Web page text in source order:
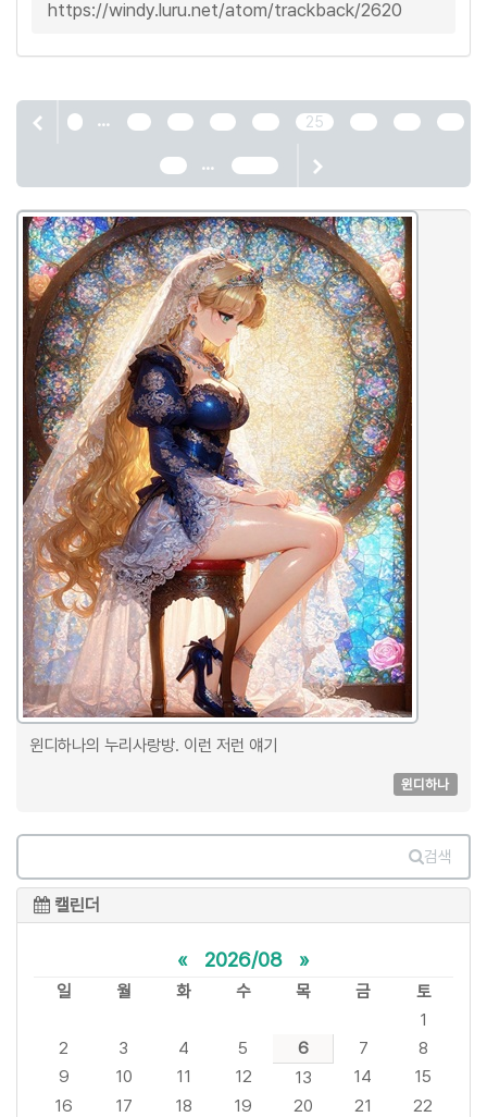
https://windy.luru.net/atom/trackback/2620
... 25
...
윈디하나의 누리사랑방. 이런 저런 얘기
윈디하나
검색
캘린더
« 2026/08 »
일 월 화 수 목 금
토
1
2
3 4 5 6 7
8
9
10 11 12 13 14
15
16
17 18 19 20 21
22